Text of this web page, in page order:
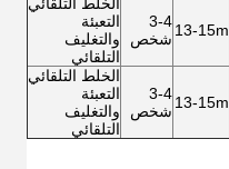
13-15m
3-4
شخص
الخلط التلقائي
التعبئة
والتغليف
التلقائي
13-15m
3-4
شخص
الخلط التلقائي
التعبئة
والتغليف
التلقائي